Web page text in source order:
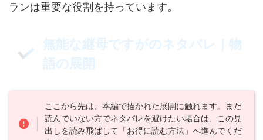
ランは重要な役割を持っています。
無能な継母ですがのネタバレ｜物
語の展開
ここから先は、本編で描かれた展開に触れます。まだ
読んでいない方でネタバレを避けたい場合は、この見
出しを読み飛ばして「お得に読む方法」へ進んでくだ